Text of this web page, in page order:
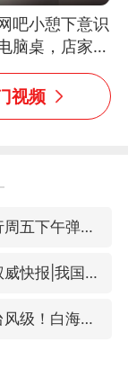
吧小憩下意识
脑桌，店家3
机械臂损坏
视频
河南试行周五下午弹性离岗
新华社权威快报|我国编制完成新版全月地质图
维持强台风级！白海豚直奔华东沿海